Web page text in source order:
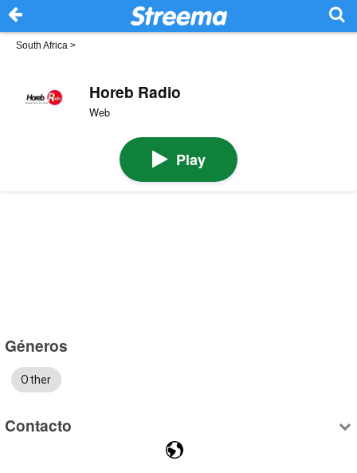
South Africa >
Horeb Radio
Web
Play
Géneros
Other
Contacto